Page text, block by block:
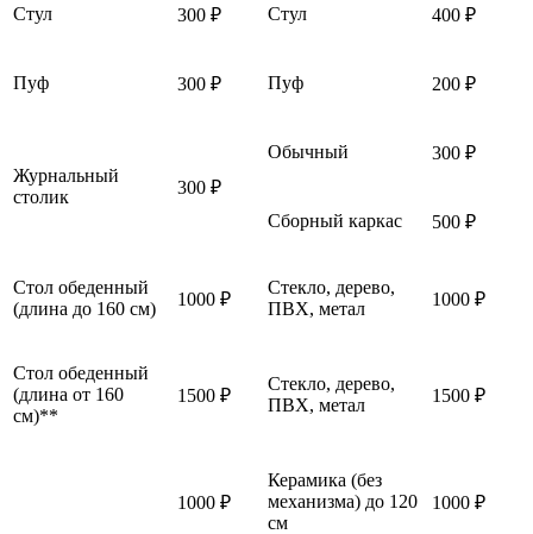
Стул 300 ₽ Стул 400 ₽
Пуф 300 ₽ Пуф 200 ₽
Журнальный
столик
300 ₽
Обычный 300 ₽
Сборный каркас 500 ₽
Стол обеденный
(длина до 160 см)
1000 ₽
Стекло, дерево,
ПВХ, метал
1000 ₽
Стол обеденный
(длина от 160
см)**
1500 ₽
Стекло, дерево,
ПВХ, метал
1500 ₽
1000 ₽
Керамика (без
механизма) до 120
см
1000 ₽